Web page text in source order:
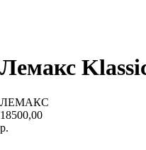
Лемакс
ЛЕМАКС
18500,00
р.